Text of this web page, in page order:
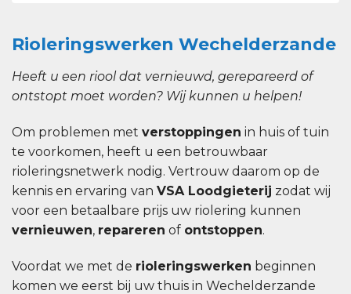
Rioleringswerken Wechelderzande
Heeft u een riool dat vernieuwd, gerepareerd of
ontstopt moet worden? Wij kunnen u helpen!
Om problemen met verstoppingen in huis of tuin
te voorkomen, heeft u een betrouwbaar
rioleringsnetwerk nodig. Vertrouw daarom op de
kennis en ervaring van VSA Loodgieterij zodat wij
voor een betaalbare prijs uw riolering kunnen
vernieuwen, repareren of ontstoppen.
Voordat we met de rioleringswerken beginnen
komen we eerst bij uw thuis in Wechelderzande